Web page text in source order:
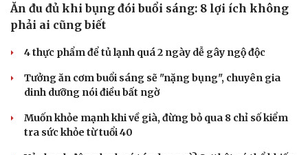
Ăn đu đủ khi bụng đói buổi sáng: 8 lợi ích không
phải ai cũng biết
4 thực phẩm để tủ lạnh quá 2 ngày dễ gây ngộ độc
Tưởng ăn cơm buổi sáng sẽ "nặng bụng", chuyên gia
dinh dưỡng nói điều bất ngờ
Muốn khỏe mạnh khi về già, đừng bỏ qua 8 chỉ số kiểm
tra sức khỏe từ tuổi 40